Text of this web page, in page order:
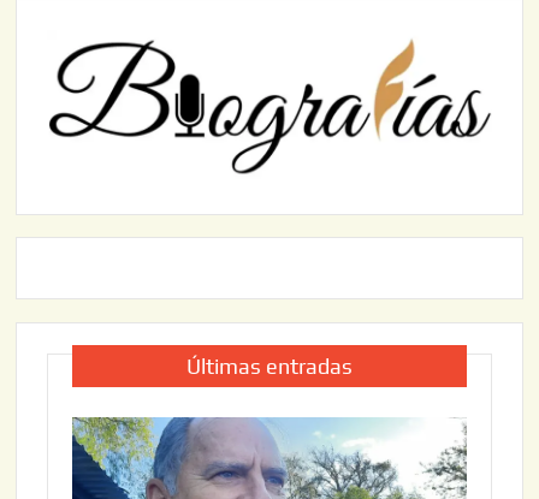
Últimas entradas